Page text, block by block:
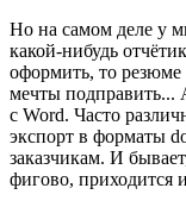
Но на самом деле у
какой-нибудь
оформить, то
мечты подправить...
с Word. Часто
экспорт в форматы
заказчикам. И
фигово, приходится